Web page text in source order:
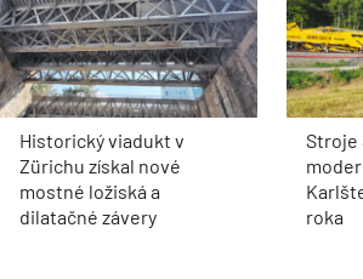
Historický viadukt v
Zürichu získal nové
mostné ložiská a
dilatačné závery
Stroje
roka